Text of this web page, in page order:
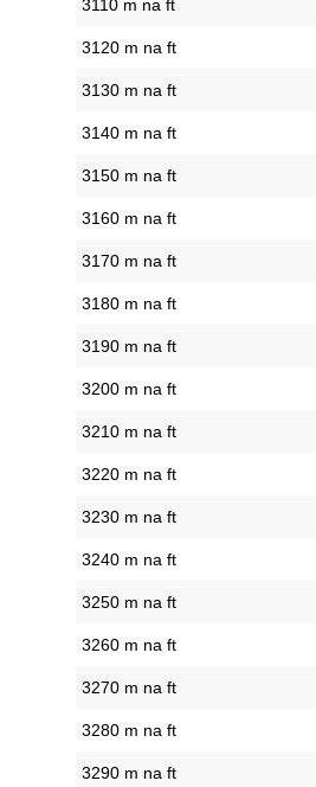
3110 m na ft
3120 m na ft
3130 m na ft
3140 m na ft
3150 m na ft
3160 m na ft
3170 m na ft
3180 m na ft
3190 m na ft
3200 m na ft
3210 m na ft
3220 m na ft
3230 m na ft
3240 m na ft
3250 m na ft
3260 m na ft
3270 m na ft
3280 m na ft
3290 m na ft